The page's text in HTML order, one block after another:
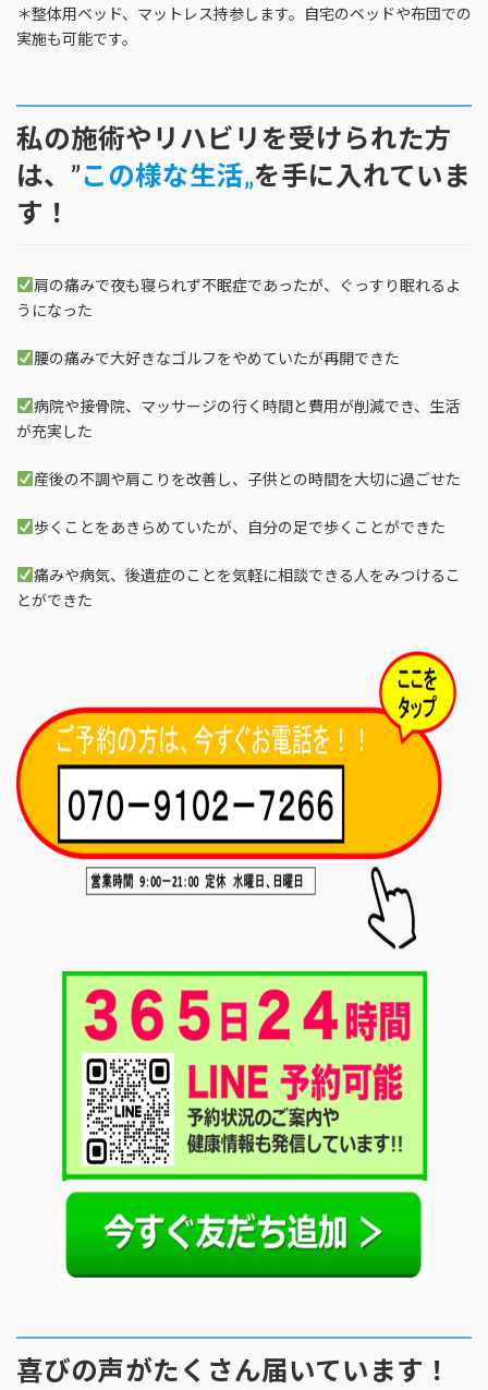
＊整体用ベッド、マットレス持参します。自宅のベッドや布団での
実施も可能です。
私の施術やリハビリを受けられた方
は、”この様な生活„を手に入れていま
す！
肩の痛みで夜も寝られず不眠症であったが、ぐっすり眠れるよ
うになった
腰の痛みで大好きなゴルフをやめていたが再開できた
病院や接骨院、マッサージの行く時間と費用が削減でき、生活
が充実した
産後の不調や肩こりを改善し、子供との時間を大切に過ごせた
歩くことをあきらめていたが、自分の足で歩くことができた
痛みや病気、後遺症のことを気軽に相談できる人をみつけるこ
とができた
喜びの声がたくさん届いています！